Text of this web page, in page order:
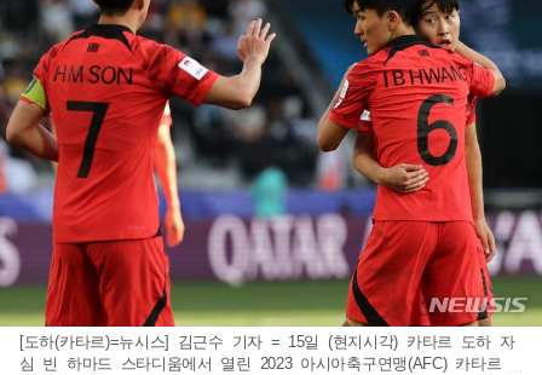
[도하(카타르)=뉴시스] 김근수 기자 = 15일 (현지시각) 카타르 도하 자
심 빈 하마드 스타디움에서 열린 2023 아시아축구연맹(AFC) 카타르